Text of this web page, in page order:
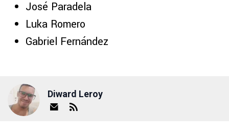
José Paradela
Luka Romero
Gabriel Fernández
Diward Leroy